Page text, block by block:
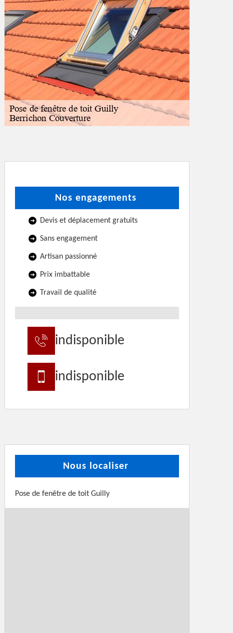
Nos engagements
Devis et déplacement gratuits
Sans engagement
Artisan passionné
Prix imbattable
Travail de qualité
indisponible
indisponible
Nous localiser
Pose de fenêtre de toit Guilly